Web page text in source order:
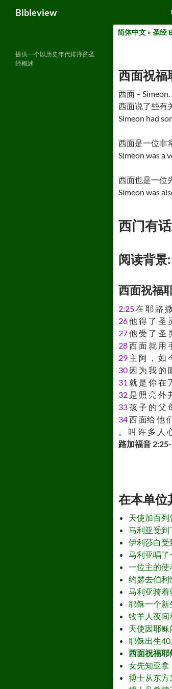
content
Bibleview
简体中文 » 圣经
西面祝福
西面 – Simeon.
西面说了些有
Simeon had
西面是一位非
Simeon was a
西面也是一位
Simeon was
西门有
阅读背景:
西面祝福
2:25在 耶 路
26他 得 了 圣
27他 受 了 圣
28西 面 就 用
29 主 阿 ， 如
30 因 为 我 的
31 就 是 你 在
32 是 照 亮 外
33孩 子 的 父
34西 面给 他
。 叫 许 多 人
路加福音
在本单位
天使加百
马利亚受到
伊利莎白
马利亚唱
一位主的使
约瑟去伯利
马利亚骑着
耶稣一个新
牧羊人夜间
天使因耶稣
耶稣出生40
西面祝福耶
女先知亚拿
博士从东方
提供一个以历史年代排序的圣
经概述